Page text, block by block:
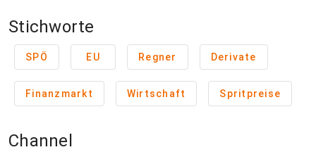
Stichworte
SPÖ EU Regner Derivate
Finanzmarkt Wirtschaft Spritpreise
Channel